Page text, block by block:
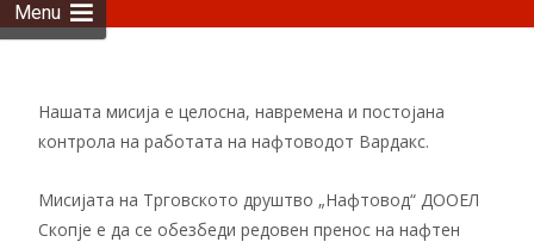
Menu
Нашата мисија е целосна, навремена и постојана
контрола на работата на нафтоводот Вардакс.
Мисијата на Трговското друштво „Нафтовод“ ДООЕЛ
Скопје е да се обезбеди редовен пренос на нафтен